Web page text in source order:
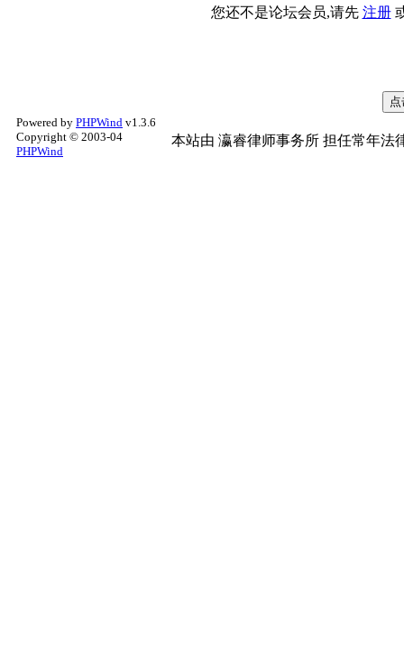
您还不是论坛会员,请先 注册
Powered by PHPWind v1.3.6
Copyright © 2003-04
PHPWind
本站由 瀛睿律师事务所 担任常年法